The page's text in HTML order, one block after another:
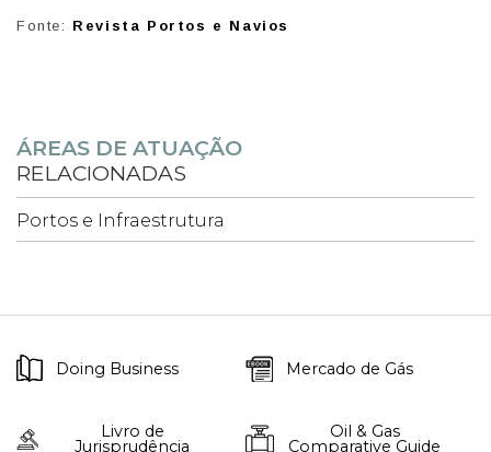
Fonte: Revista Portos e Navios
ÁREAS DE ATUAÇÃO
RELACIONADAS
Portos e Infraestrutura
Doing Business Mercado de Gás
Livro de
Jurisprudência
Oil & Gas
Comparative Guide